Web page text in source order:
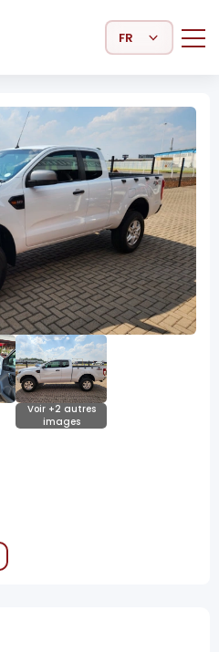
Select Language
Voir +2 autres
images